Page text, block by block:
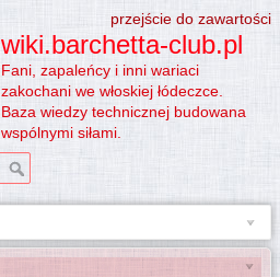
przejście do zawartości
wiki.barchetta-club.pl
Fani, zapaleńcy i inni wariaci
zakochani we włoskiej łódeczce.
Baza wiedzy technicznej budowana
wspólnymi siłami.